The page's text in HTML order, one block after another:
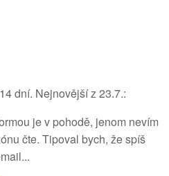
dní. Nejnovější z 23.7.:
je v pohodě, jenom nevím
čte. Tipoval bych, že spíš